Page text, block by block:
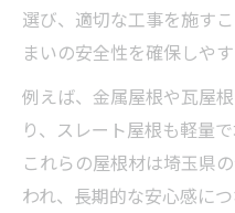
選び、適切な工事を施す
まいの安全性を確保しやす
例えば、金属屋根や瓦屋
り、スレート屋根も軽量
これらの屋根材は埼玉県
われ、長期的な安心感に